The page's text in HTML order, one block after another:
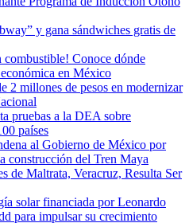
y gana sándwiches gratis de
combustible! Conoce dónde
en México
2 millones de pesos en modernizar
pruebas a la DEA sobre
países
al Gobierno de México por
construcción del Tren Maya
de Maltrata, Veracruz, Resulta Ser
solar financiada por Leonardo
para impulsar su crecimiento